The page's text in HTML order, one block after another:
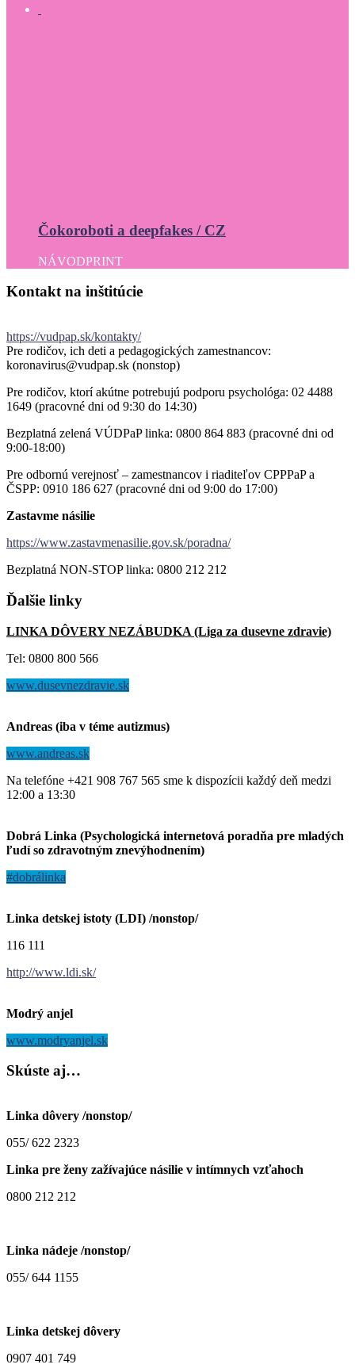
Čokoroboti a deepfakes / CZ
NÁVODPRINT
Kontakt na inštitúcie
https://vudpap.sk/kontakty/
Pre rodičov, ich deti a pedagogických zamestnancov:
koronavirus@vudpap.sk (nonstop)
Pre rodičov, ktorí akútne potrebujú podporu psychológa: 02 4488
1649 (pracovné dni od 9:30 do 14:30)
Bezplatná zelená VÚDPaP linka: 0800 864 883 (pracovné dni od
9:00-18:00)
Pre odbornú verejnosť – zamestnancov i riaditeľov CPPPaP a
ČSPP: 0910 186 627 (pracovné dni od 9:00 do 17:00)
Zastavme násilie
https://www.zastavmenasilie.gov.sk/poradna/
Bezplatná NON-STOP linka: 0800 212 212
Ďalšie linky
LINKA DÔVERY NEZÁBUDKA (Liga za dusevne zdravie)
Tel: 0800 800 566
www.dusevnezdravie.sk
Andreas (iba v téme autizmus)
www.andreas.sk
Na telefóne +421 908 767 565 sme k dispozícii každý deň medzi
12:00 a 13:30
Dobrá Linka (Psychologická internetová poradňa pre mladých
ľudí so zdravotným znevýhodnením)
#dobrálinka
Linka detskej istoty (LDI) /nonstop/
116 111
http://www.ldi.sk/
Modrý anjel
www.modryanjel.sk
Skúste aj…
Linka dôvery /nonstop/
055/ 622 2323
Linka pre ženy zažívajúce násilie v intímnych vzťahoch
0800 212 212
Linka nádeje /nonstop/
055/ 644 1155
Linka detskej dôvery
0907 401 749